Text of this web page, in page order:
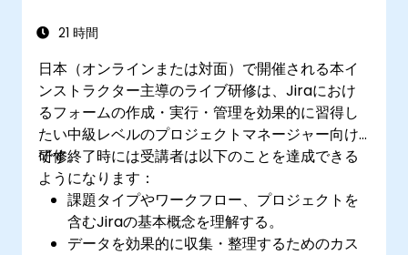
ポートの生成と確認を行う
21 時間
日本（オンラインまたは対面）で開催される本イ
ンストラクター主導のライブ研修は、Jiraにおけ
るフォームの作成・実行・管理を効果的に習得し
たい中級レベルのプロジェクトマネージャー向け
です。
研修終了時には受講者は以下のことを達成できる
ようになります：
課題タイプやワークフロー、プロジェクトを
含むJiraの基本概念を理解する。
データを効果的に収集・整理するためのカス